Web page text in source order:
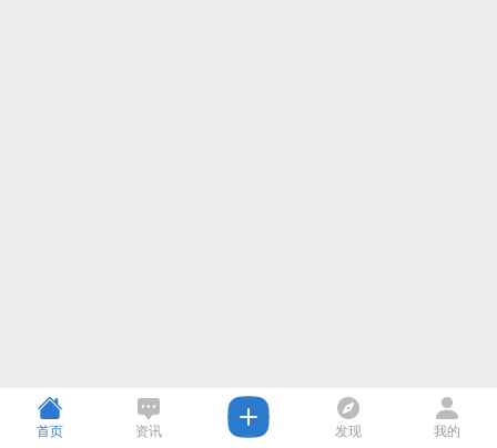
首页 资讯 发现 我的